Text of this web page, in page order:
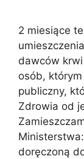
2 miesiące
dawców
osób,
publiczny,
Zdrowia od
doręczoną